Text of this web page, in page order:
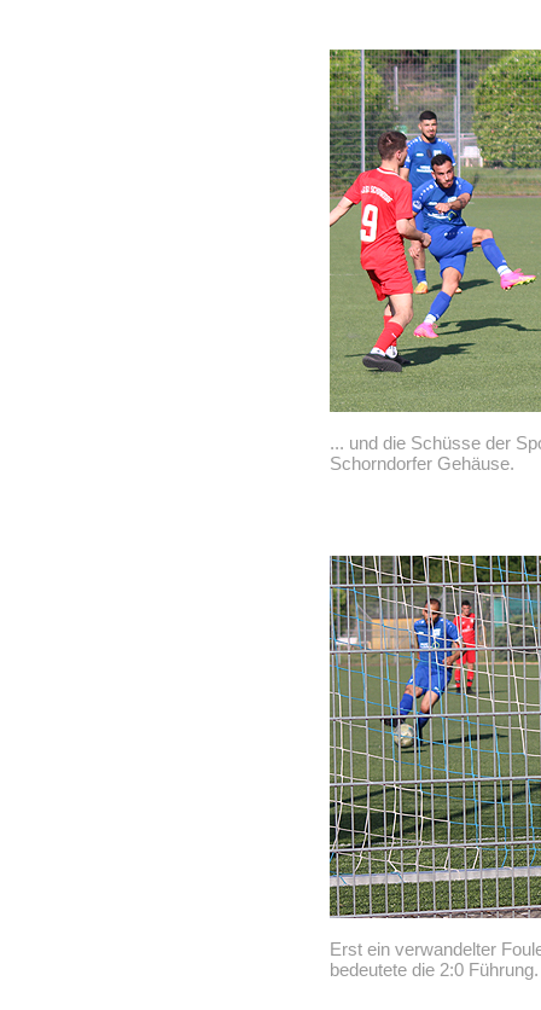
... und die Schüsse der
Schorndorfer Gehäuse.
Erst ein verwandelter
bedeutete die 2:0 Führung.